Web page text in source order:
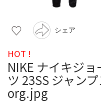
シェア
HOT !
NIKE ナイキジ
ツ 23SS ジャン
org.jpg